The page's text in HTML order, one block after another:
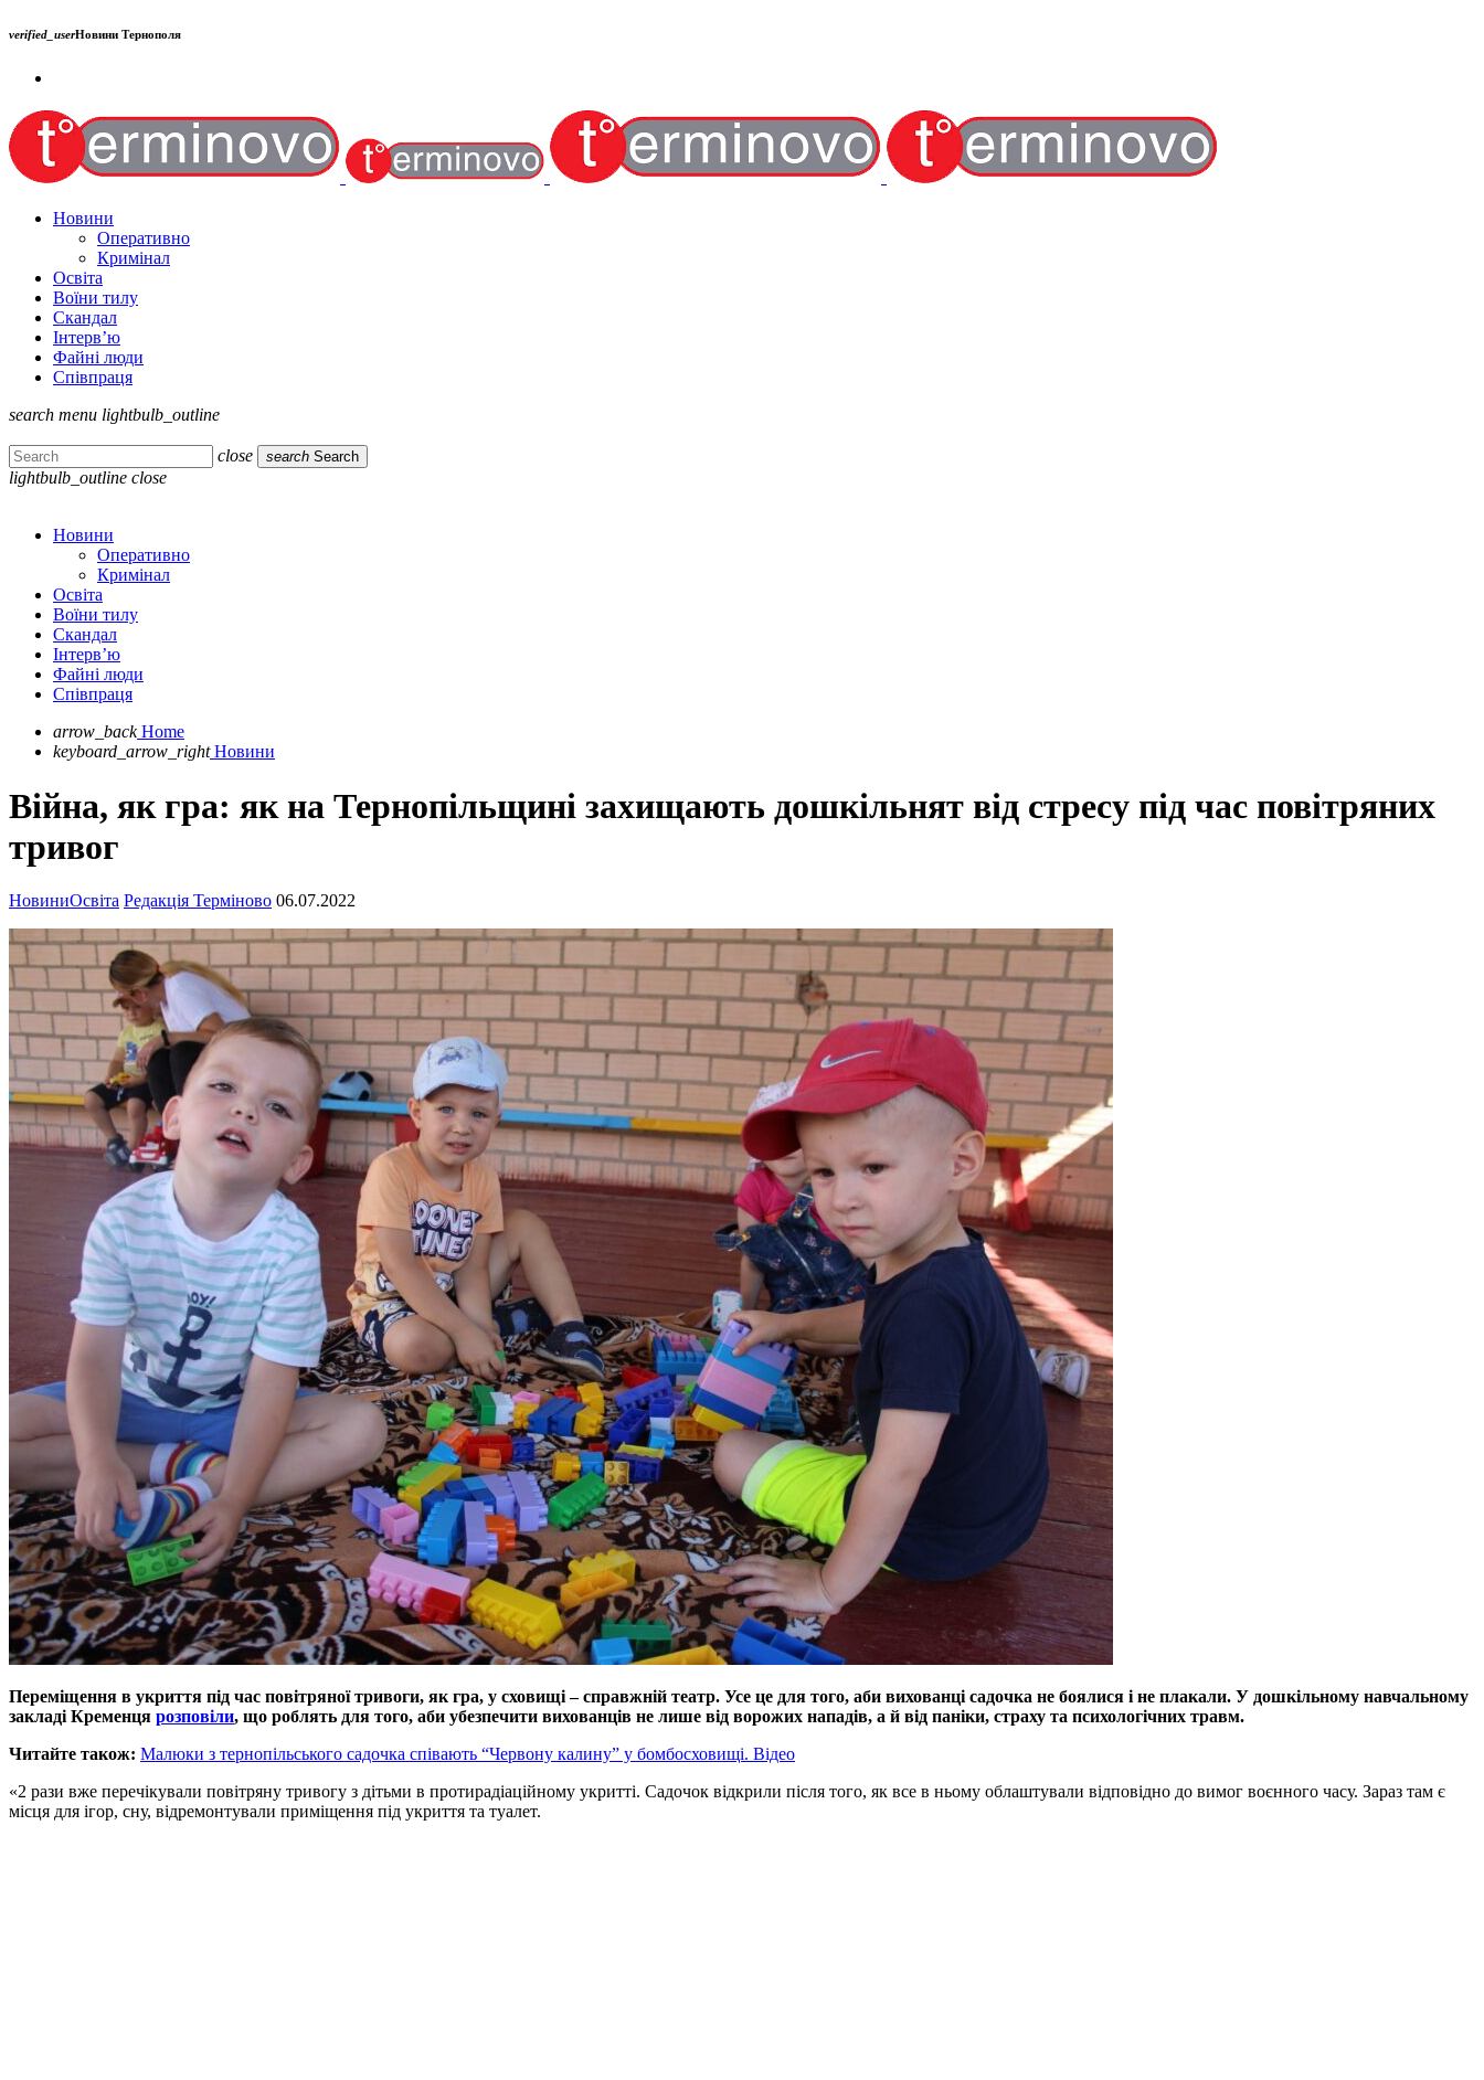
verified_userНовини Тернополя
Новини
Оперативно
Кримінал
Освіта
Воїни тилу
Скандал
Інтерв’ю
Файні люди
Співпраця
search menu lightbulb_outline
close search Search
lightbulb_outline close
Новини
Оперативно
Кримінал
Освіта
Воїни тилу
Скандал
Інтерв’ю
Файні люди
Співпраця
arrow_back Home
keyboard_arrow_right Новини
Війна, як гра: як на Тернопільщині захищають дошкільнят від стресу під час повітряних
тривог
НовиниОсвіта Редакція Терміново 06.07.2022
Переміщення в укриття під час повітряної тривоги, як гра, у сховищі – справжній театр. Усе це для того, аби вихованці садочка не боялися і не плакали. У дошкільному навчальному
закладі Кременця розповіли, що роблять для того, аби убезпечити вихованців не лише від ворожих нападів, а й від паніки, страху та психологічних травм.
Читайте також: Малюки з тернопільського садочка співають “Червону калину” у бомбосховищі. Відео
«2 рази вже перечікували повітряну тривогу з дітьми в протирадіаційному укритті. Садочок відкрили після того, як все в ньому облаштували відповідно до вимог воєнного часу. Зараз там є
місця для ігор, сну, відремонтували приміщення під укриття та туалет.